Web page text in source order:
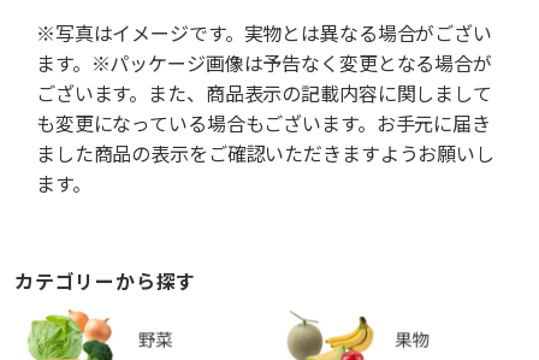
※写真はイメージです。実物とは異なる場合がござい
ます。※パッケージ画像は予告なく変更となる場合が
ございます。また、商品表示の記載内容に関しまして
も変更になっている場合もございます。お手元に届き
ました商品の表示をご確認いただきますようお願いし
ます。
カテゴリーから探す